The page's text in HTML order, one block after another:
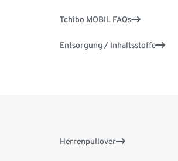
Tchibo MOBIL FAQs
Entsorgung / Inhaltsstoffe
Herrenpullover